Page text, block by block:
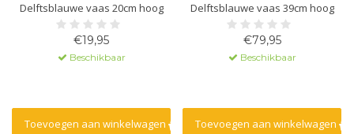
Delftsblauwe vaas 20cm hoog
€19,95
Beschikbaar
Toevoegen aan winkelwagen
Delftsblauwe vaas 39cm hoog
€79,95
Beschikbaar
Toevoegen aan winkelwagen